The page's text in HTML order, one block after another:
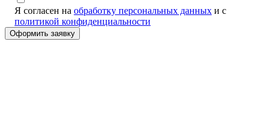
Я согласен на обработку персональных данных и с
политикой конфиденциальности